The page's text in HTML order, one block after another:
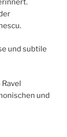
und subtile
und